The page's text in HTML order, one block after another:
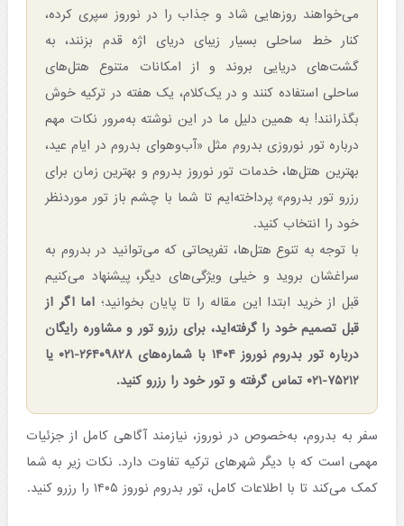
می‌خواهند روزهایی شاد و جذاب را در نوروز سپری کرده،
کنار خط ساحلی بسیار زیبای دریای اژه قدم بزنند، به
گشت‌های دریایی بروند و از امکانات متنوع هتل‌های
ساحلی استفاده کنند و در یک‌کلام، یک هفته در ترکیه خوش
بگذرانند! به همین دلیل ما در این نوشته به‌مرور نکات مهم
درباره تور نوروزی بدروم مثل «آب‌وهوای بدروم در ایام عید،
بهترین هتل‌ها، خدمات تور نوروز بدروم و بهترین زمان برای
رزرو تور بدروم» پرداخته‌ایم تا شما با چشم باز تور موردنظر
خود را انتخاب کنید.
با توجه به تنوع هتل‌ها، تفریحاتی که می‌توانید در بدروم به
سراغشان بروید و خیلی ویژگی‌های دیگر، پیشنهاد می‌کنیم
قبل از خرید ابتدا این مقاله را تا پایان بخوانید؛ اما اگر از
قبل تصمیم خود را گرفته‌اید، برای رزرو تور و مشاوره رایگان
درباره تور بدروم نوروز ۱۴۰۴ با شماره‌های ۲۶۴۰۹۸۲۸-۰۲۱ یا
۷۵۲۱۲-۰۲۱ تماس گرفته و تور خود را رزرو کنید.
سفر به بدروم، به‌خصوص در نوروز، نیازمند آگاهی کامل از جزئیات
مهمی است که با دیگر شهرهای ترکیه تفاوت دارد. نکات زیر به شما
کمک می‌کند تا با اطلاعات کامل، تور بدروم نوروز ۱۴۰۵ را رزرو کنید.